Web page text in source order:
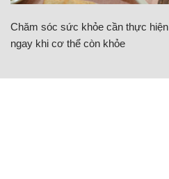
Chăm sóc sức khỏe cần thực hiện
ngay khi cơ thể còn khỏe